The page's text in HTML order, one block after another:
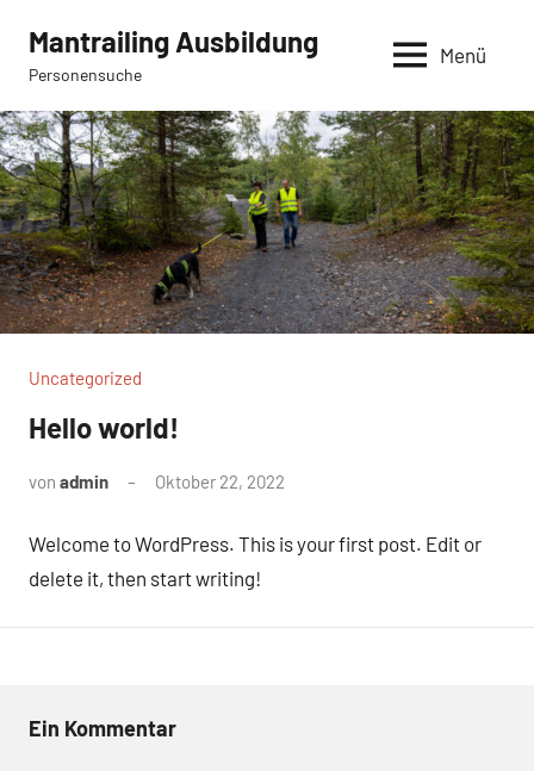
Inhalt
springen
Mantrailing Ausbildung
Personensuche
Menü
Uncategorized
Hello world!
von admin Oktober 22, 2022
Welcome to WordPress. This is your first post. Edit or
delete it, then start writing!
Ein Kommentar